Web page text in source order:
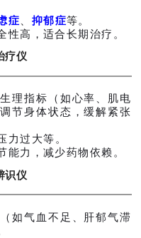
症 抑郁症等。
性高，适合长期治疗。
疗仪
理指标（如心率、肌电
节身体状态，缓解紧张
力过大等。
能力，减少药物依赖。
识仪
如气血不足、肝郁气滞